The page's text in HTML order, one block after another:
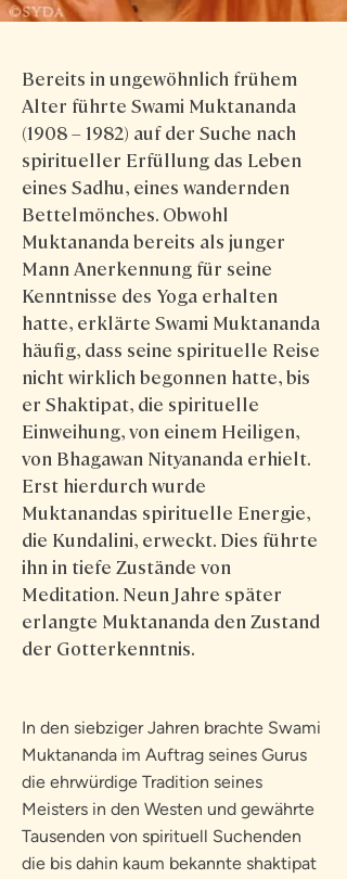
Bereits in ungewöhnlich frühem
Alter führte Swami Muktananda
(1908 – 1982) auf der Suche nach
spiritueller Erfüllung das Leben
eines Sadhu, eines wandernden
Bettelmönches. Obwohl
Muktananda bereits als junger
Mann Anerkennung für seine
Kenntnisse des Yoga erhalten
hatte, erklärte Swami Muktananda
häufig, dass seine spirituelle Reise
nicht wirklich begonnen hatte, bis
er Shaktipat, die spirituelle
Einweihung, von einem Heiligen,
von Bhagawan Nityananda erhielt.
Erst hierdurch wurde
Muktanandas spirituelle Energie,
die Kundalini, erweckt. Dies führte
ihn in tiefe Zustände von
Meditation. Neun Jahre später
erlangte Muktananda den Zustand
der Gotterkenntnis.
In den siebziger Jahren brachte Swami
Muktananda im Auftrag seines Gurus
die ehrwürdige Tradition seines
Meisters in den Westen und gewährte
Tausenden von spirituell Suchenden
die bis dahin kaum bekannte shaktipat